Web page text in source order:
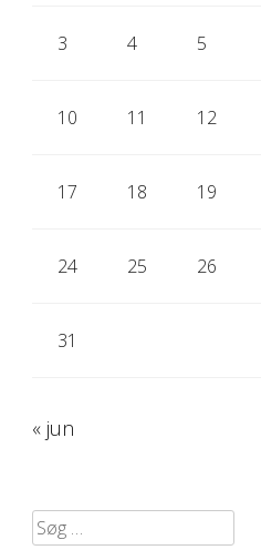
3 4 5
10 11 12
17 18 19
24 25 26
31
« jun
Søg